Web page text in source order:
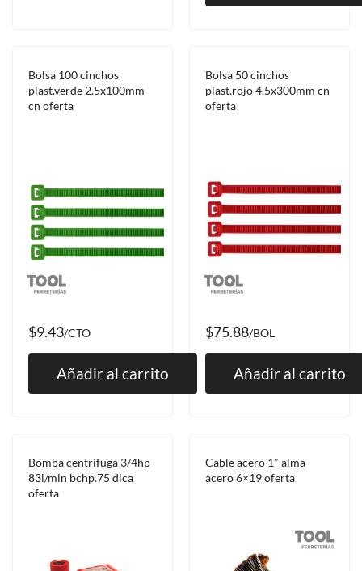
Bolsa 100 cinchos
plast.verde 2.5x100mm
cn oferta
$9.43/CTO
Añadir al carrito
Bolsa 50 cinchos
plast.rojo 4.5x300mm cn
oferta
$75.88/BOL
Añadir al carrito
Bomba centrifuga 3/4hp
83l/min bchp.75 dica
oferta
Cable acero 1″ alma
acero 6×19 oferta